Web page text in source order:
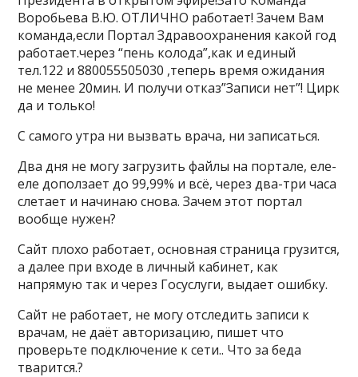
Воробьева В.Ю. ОТЛИЧНО работает! Зачем Вам
команда,если Портал Здравоохранения какой год
работает.через “пень колода”,как и единый
тел.122 и 880055505030 ,теперь время ожидания
не менее 20мин. И получи отказ”Записи нет”! Цирк
да и только!
С самого утра ни вызвать врача, ни записаться.
Два дня не могу загрузить файлы на портале, еле-
еле доползает до 99,99% и всё, через два-три часа
слетает и начинаю снова. Зачем этот портал
вообще нужен?
Сайт плохо работает, основная страница грузится,
а далее при входе в личный кабинет, как
напрямую так и через Госуслуги, выдает ошибку.
Сайт не работает, не могу отследить записи к
врачам, не даёт авторизацию, пишет что
проверьте подключение к сети.. Что за беда
тварится.?